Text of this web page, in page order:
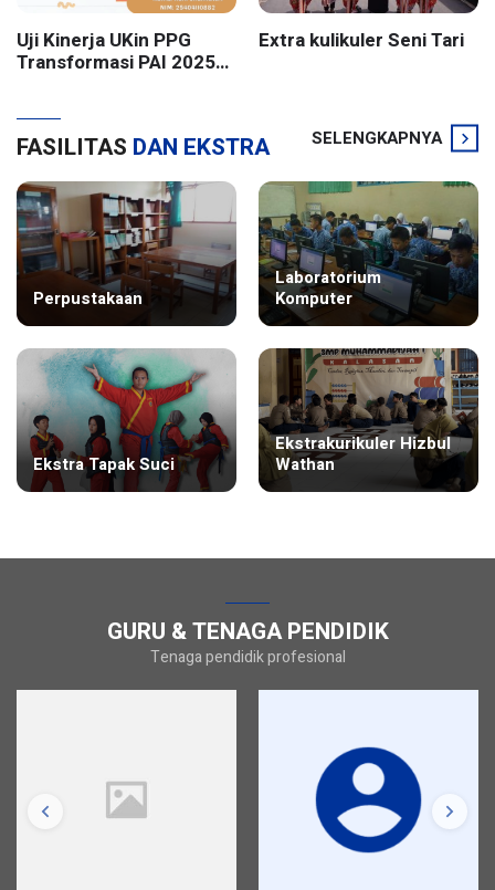
Uji Kinerja UKin PPG
Transformasi PAI 2025
Extra kulikuler Seni Tari
FASILITAS DAN EKSTRA SELENGKAPNYA
Perpustakaan
Laboratorium
Komputer
Ekstra Tapak Suci
Ekstrakurikuler Hizbul
Wathan
GURU & TENAGA PENDIDIK
Tenaga pendidik profesional